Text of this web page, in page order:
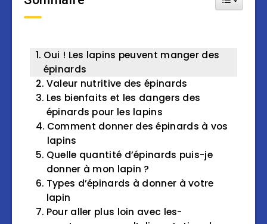
Oui ! Les lapins peuvent manger des
épinards
Valeur nutritive des épinards
Les bienfaits et les dangers des
épinards pour les lapins
Comment donner des épinards à vos
lapins
Quelle quantité d’épinards puis-je
donner à mon lapin ?
Types d’épinards à donner à votre
lapin
Pour aller plus loin avec les-